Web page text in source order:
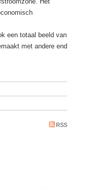
een totaal beeld van
met andere end
RSS